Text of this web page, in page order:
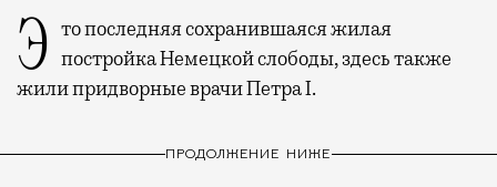
Это последняя сохранившаяся жилая постройка Немецкой слободы, здесь также
жили придворные врачи Петра I.
ПРОДОЛЖЕНИЕ НИЖЕ